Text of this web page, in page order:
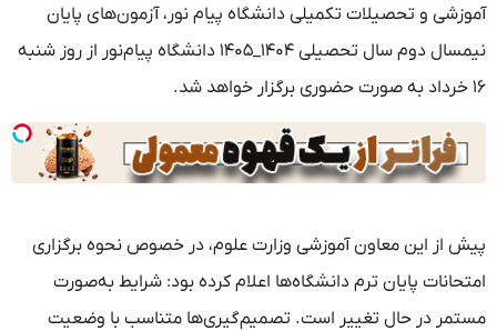
آموزشی و تحصیلات تکمیلی دانشگاه پیام نور، آزمون‌های پایان
نیمسال دوم سال تحصیلی ۱۴۰۴_۱۴۰۵ دانشگاه پیام‌نور از روز شنبه
۱۶ خرداد به صورت حضوری برگزار خواهد شد.
پیش از این معاون آموزشی وزارت علوم، در خصوص نحوه برگزاری
امتحانات پایان ترم دانشگاه‌ها اعلام کرده بود: شرایط به‌صورت
مستمر در حال تغییر است. تصمیم‌گیری‌ها متناسب با وضعیت